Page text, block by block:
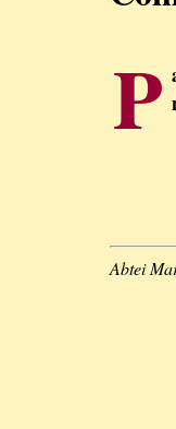
P
Abtei